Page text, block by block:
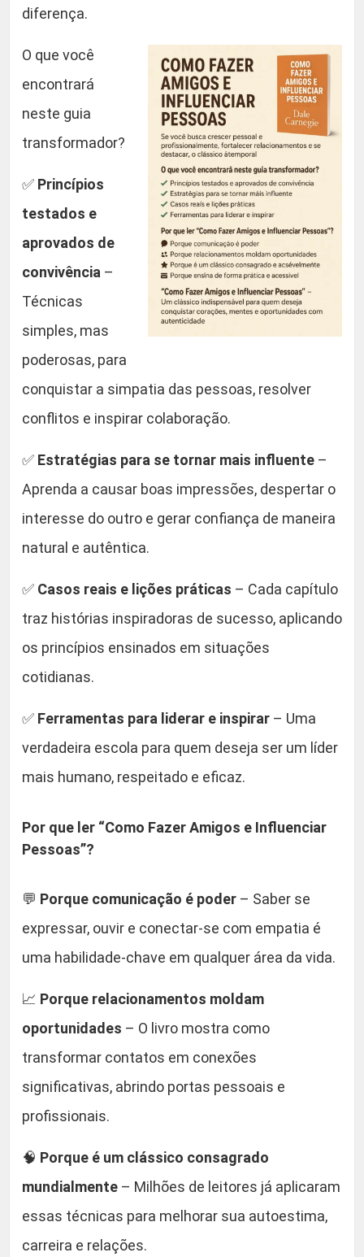
d
t
i
)
-
D
a
e
C
a
n
e
g
e
a
n
i
d
d
e
diferença.
O que você
encontrará
neste guia
transformador?
✅ Princípios
testados e
aprovados de
convivência –
Técnicas
simples, mas
poderosas, para
conquistar a simpatia das pessoas, resolver
conflitos e inspirar colaboração.
✅ Estratégias para se tornar mais influente –
Aprenda a causar boas impressões, despertar o
interesse do outro e gerar confiança de maneira
natural e autêntica.
✅ Casos reais e lições práticas – Cada capítulo
traz histórias inspiradoras de sucesso, aplicando
os princípios ensinados em situações
cotidianas.
✅ Ferramentas para liderar e inspirar – Uma
verdadeira escola para quem deseja ser um líder
mais humano, respeitado e eficaz.
Por que ler “Como Fazer Amigos e Influenciar
Pessoas”?
💬 Porque comunicação é poder – Saber se
expressar, ouvir e conectar-se com empatia é
uma habilidade-chave em qualquer área da vida.
📈 Porque relacionamentos moldam
oportunidades – O livro mostra como
transformar contatos em conexões
significativas, abrindo portas pessoais e
profissionais.
🧠 Porque é um clássico consagrado
mundialmente – Milhões de leitores já aplicaram
essas técnicas para melhorar sua autoestima,
carreira e relações.